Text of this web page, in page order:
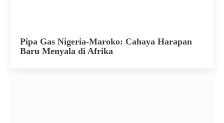
Pipa Gas Nigeria-Maroko: Cahaya Harapan
Baru Menyala di Afrika